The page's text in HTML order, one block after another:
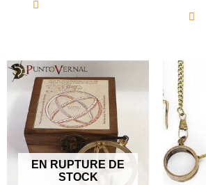
EN RUPTURE DE
STOCK